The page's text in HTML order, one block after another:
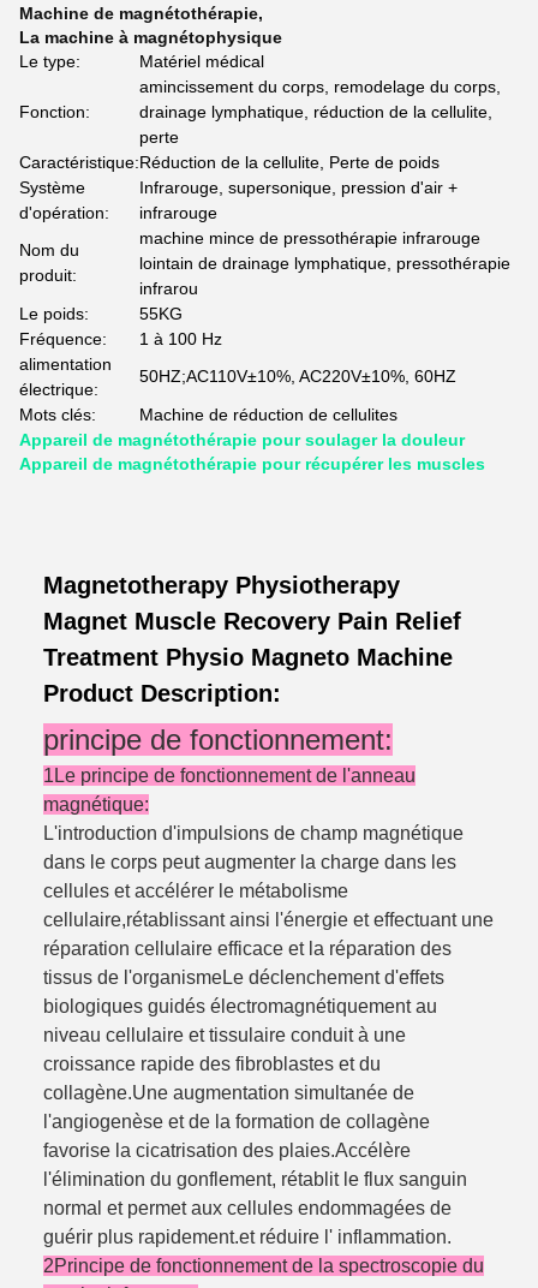
Machine de magnétothérapie,
La machine à magnétophysique
Le type:
Matériel médical
Fonction:
amincissement du corps, remodelage du corps,
drainage lymphatique, réduction de la cellulite,
perte
Caractéristique:Réduction de la cellulite, Perte de poids
Système
d'opération:
Infrarouge, supersonique, pression d'air +
infrarouge
Nom du
produit:
machine mince de pressothérapie infrarouge
lointain de drainage lymphatique, pressothérapie
infrarou
Le poids:
55KG
Fréquence:
1 à 100 Hz
alimentation
électrique:
50HZ;AC110V±10%, AC220V±10%, 60HZ
Mots clés:
Machine de réduction de cellulites
Appareil de magnétothérapie pour soulager la douleur
Appareil de magnétothérapie pour récupérer les muscles
Magnetotherapy Physiotherapy
Magnet Muscle Recovery Pain Relief
Treatment Physio Magneto Machine
Product Description:
principe de fonctionnement:
1Le principe de fonctionnement de l'anneau
magnétique:
L'introduction d'impulsions de champ magnétique
dans le corps peut augmenter la charge dans les
cellules et accélérer le métabolisme
cellulaire,rétablissant ainsi l'énergie et effectuant une
réparation cellulaire efficace et la réparation des
tissus de l'organismeLe déclenchement d'effets
biologiques guidés électromagnétiquement au
niveau cellulaire et tissulaire conduit à une
croissance rapide des fibroblastes et du
collagène.Une augmentation simultanée de
l'angiogenèse et de la formation de collagène
favorise la cicatrisation des plaies.Accélère
l'élimination du gonflement, rétablit le flux sanguin
normal et permet aux cellules endommagées de
guérir plus rapidement.et réduire l' inflammation.
2Principe de fonctionnement de la spectroscopie du